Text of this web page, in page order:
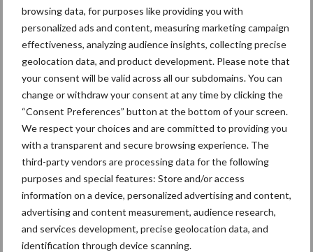
browsing data, for purposes like providing you with
personalized ads and content, measuring marketing campaign
effectiveness, analyzing audience insights, collecting precise
geolocation data, and product development. Please note that
your consent will be valid across all our subdomains. You can
change or withdraw your consent at any time by clicking the
“Consent Preferences” button at the bottom of your screen.
We respect your choices and are committed to providing you
with a transparent and secure browsing experience. The
third-party vendors are processing data for the following
purposes and special features: Store and/or access
information on a device, personalized advertising and content,
advertising and content measurement, audience research,
and services development, precise geolocation data, and
identification through device scanning.
Primaire
Recent nieuws Partner nieuws
Coronavirus UVC
Toon meer